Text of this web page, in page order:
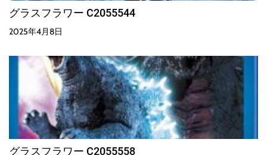
グラスフラワー C2055544
2025年4月8日
グラスフラワー C2055558